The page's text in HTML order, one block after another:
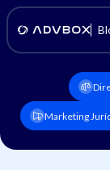
Marketing